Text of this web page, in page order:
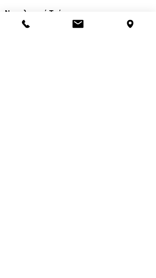
Νοσηλευτικά Τμήματα
Χειμερινό ωράριο: 11.00-13.00
17.30-19.30